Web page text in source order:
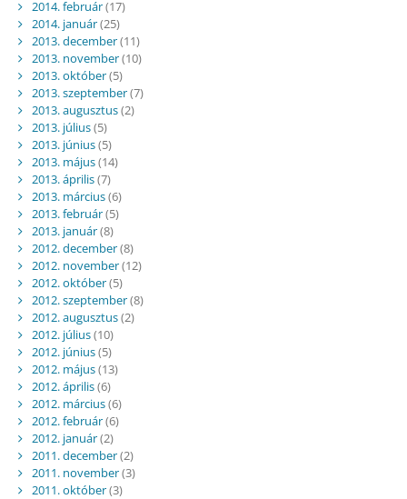
2014. február(17)
2014. január(25)
2013. december(11)
2013. november(10)
2013. október(5)
2013. szeptember(7)
2013. augusztus(2)
2013. július(5)
2013. június(5)
2013. május(14)
2013. április(7)
2013. március(6)
2013. február(5)
2013. január(8)
2012. december(8)
2012. november(12)
2012. október(5)
2012. szeptember(8)
2012. augusztus(2)
2012. július(10)
2012. június(5)
2012. május(13)
2012. április(6)
2012. március(6)
2012. február(6)
2012. január(2)
2011. december(2)
2011. november(3)
2011. október(3)